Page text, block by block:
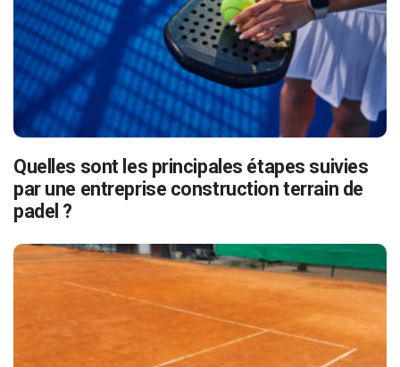
Quelles sont les principales étapes suivies
par une entreprise construction terrain de
padel ?